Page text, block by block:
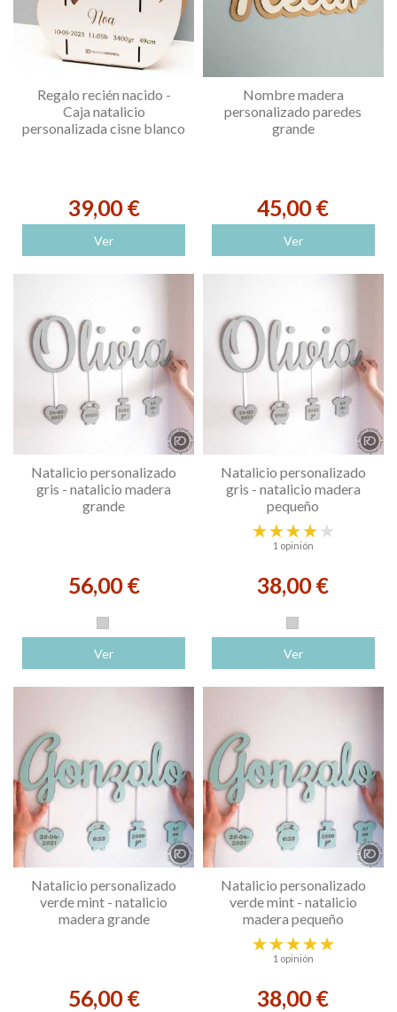
Regalo recién nacido -
Caja natalicio
personalizada cisne blanco
39,00 €
Ver
Nombre madera
personalizado paredes
grande
45,00 €
Ver
Natalicio personalizado
gris - natalicio madera
grande
56,00 €
Gris
Ver
Natalicio personalizado
gris - natalicio madera
pequeño
1 opinión
38,00 €
Gris
Ver
Natalicio personalizado
verde mint - natalicio
madera grande
56,00 €
Natalicio personalizado
verde mint - natalicio
madera pequeño
1 opinión
38,00 €